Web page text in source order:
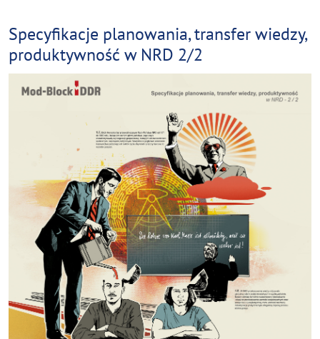
Specyfikacje planowania, transfer wiedzy,
produktywność w NRD 2/2